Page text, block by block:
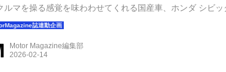
ルマを操る感覚を味わわせてくれる国産車、ホンダ シビッ
ク Xツーリングを連れ出し、それぞれの愉しさを探求した
Motor Magazine編集部